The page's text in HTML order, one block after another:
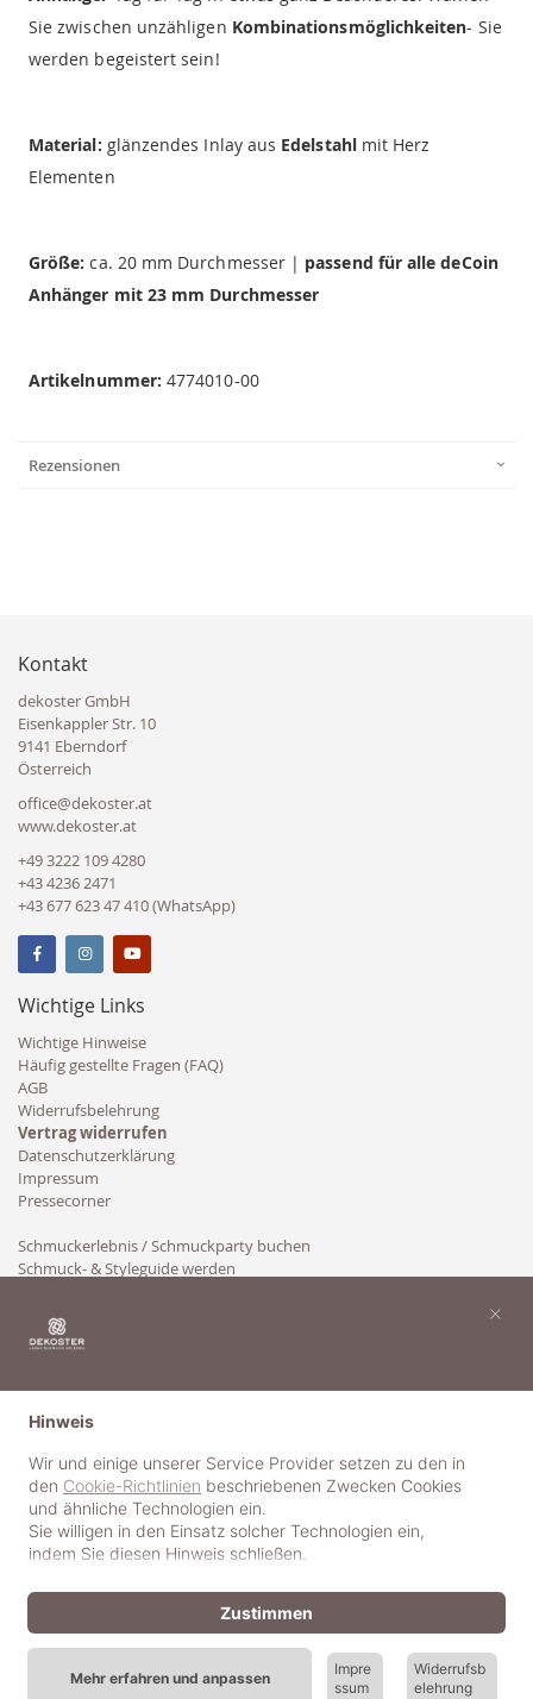
Sie zwischen unzähligen Kombinationsmöglichkeiten- Sie
werden begeistert sein!
Material: glänzendes Inlay aus Edelstahlmit Herz
Elementen
Größe: ca. 20 mm Durchmesser | passend für alle deCoin
Anhänger mit 23 mm Durchmesser
Artikelnummer:4774010-00
Rezensionen
Kontakt
dekoster GmbH
Eisenkappler Str. 10
9141 Eberndorf
Österreich
office@dekoster.at
www.dekoster.at
+49 3222 109 4280
+43 4236 2471
+43 677 623 47 410 (WhatsApp)
Wichtige Links
Wichtige Hinweise
Häufig gestellte Fragen (FAQ)
AGB
Widerrufsbelehrung
Vertrag widerrufen
Datenschutzerklärung
Impressum
Pressecorner
Schmuckerlebnis / Schmuckparty buchen
Schmuck- & Styleguide werden
© 2018-2025 dekoster GmbH
Hinweis
Wir und einige unserer Service Provider setzen zu den in
den Cookie-Richtlinien beschriebenen Zwecken Cookies
und ähnliche Technologien ein.
Sie willigen in den Einsatz solcher Technologien ein,
indem Sie diesen Hinweis schließen.
Mehr erfahren und anpassen
Impre
ssum
Widerrufsb
elehrung
Zustimmen
×